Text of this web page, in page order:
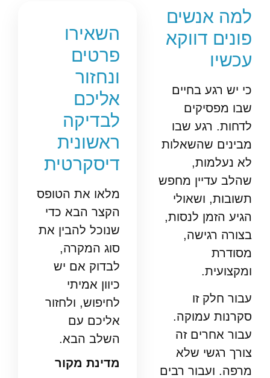
למה אנשים
פונים דווקא
עכשיו
כי יש רגע בחיים
שבו מפסיקים
לדחות. רגע שבו
מבינים שהשאלות
לא נעלמות,
שהלב עדיין מחפש
תשובות, ושאולי
הגיע הזמן לנסות,
בצורה רגישה,
מסודרת
ומקצועית.
עבור חלק זו
סקרנות עמוקה.
עבור אחרים זה
צורך רגשי שלא
מרפה. ועבור רבים
השאירו
פרטים
ונחזור
אליכם
לבדיקה
ראשונית
דיסקרטית
מלאו את הטופס
הקצר הבא כדי
שנוכל להבין את
סוג המקרה,
לבדוק אם יש
כיוון אמיתי
לחיפוש, ולחזור
אליכם עם
השלב הבא.
מדינת מקור